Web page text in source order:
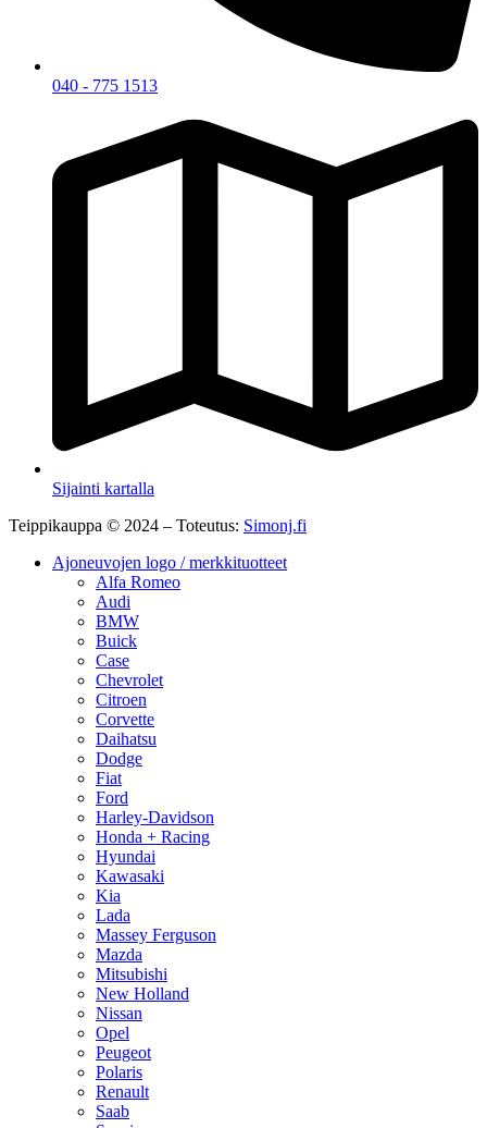
040 - 775 1513
Sijainti kartalla
Teippikauppa © 2024 – Toteutus: Simonj.fi
Ajoneuvojen logo / merkkituotteet
Alfa Romeo
Audi
BMW
Buick
Case
Chevrolet
Citroen
Corvette
Daihatsu
Dodge
Fiat
Ford
Harley-Davidson
Honda + Racing
Hyundai
Kawasaki
Kia
Lada
Massey Ferguson
Mazda
Mitsubishi
New Holland
Nissan
Opel
Peugeot
Polaris
Renault
Saab